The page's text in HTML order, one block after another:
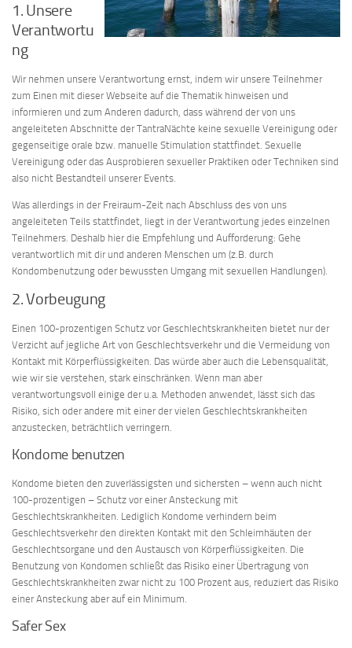
1. Unsere
Verantwortu
ng
Wir nehmen unsere Verantwortung ernst, indem wir unsere Teilnehmer
zum Einen mit dieser Webseite auf die Thematik hinweisen und
informieren und zum Anderen dadurch, dass während der von uns
angeleiteten Abschnitte der TantraNächte keine sexuelle Vereinigung oder
gegenseitige orale bzw. manuelle Stimulation stattfindet. Sexuelle
Vereinigung oder das Ausprobieren sexueller Praktiken oder Techniken sind
also nicht Bestandteil unserer Events.
Was allerdings in der Freiraum-Zeit nach Abschluss des von uns
angeleiteten Teils stattfindet, liegt in der Verantwortung jedes einzelnen
Teilnehmers. Deshalb hier die Empfehlung und Aufforderung: Gehe
verantwortlich mit dir und anderen Menschen um (z.B. durch
Kondombenutzung oder bewussten Umgang mit sexuellen Handlungen).
2. Vorbeugung
Einen 100-prozentigen Schutz vor Geschlechtskrankheiten bietet nur der
Verzicht auf jegliche Art von Geschlechtsverkehr und die Vermeidung von
Kontakt mit Körperflüssigkeiten. Das würde aber auch die Lebensqualität,
wie wir sie verstehen, stark einschränken. Wenn man aber
verantwortungsvoll einige der u.a. Methoden anwendet, lässt sich das
Risiko, sich oder andere mit einer der vielen Geschlechtskrankheiten
anzustecken, beträchtlich verringern.
Kondome benutzen
Kondome bieten den zuverlässigsten und sichersten – wenn auch nicht
100-prozentigen – Schutz vor einer Ansteckung mit
Geschlechtskrankheiten. Lediglich Kondome verhindern beim
Geschlechtsverkehr den direkten Kontakt mit den Schleimhäuten der
Geschlechtsorgane und den Austausch von Körperflüssigkeiten. Die
Benutzung von Kondomen schließt das Risiko einer Übertragung von
Geschlechtskrankheiten zwar nicht zu 100 Prozent aus, reduziert das Risiko
einer Ansteckung aber auf ein Minimum.
Safer Sex